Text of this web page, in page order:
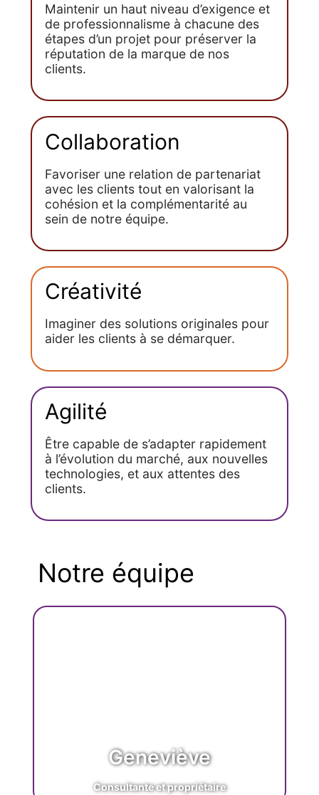
Maintenir un haut niveau d’exigence et
de professionnalisme à chacune des
étapes d’un projet pour préserver la
réputation de la marque de nos
clients.
Collaboration​
Favoriser une relation de partenariat
avec les clients tout en valorisant la
cohésion et la complémentarité au
sein de notre équipe​.
Créativité​
Imaginer des solutions originales pour
aider les clients à se démarquer.​
Agilité​
Être capable de s’adapter rapidement
à l’évolution du marché, aux nouvelles
technologies, et aux attentes des
clients.​
Notre équipe
Geneviève
Consultante et propriétaire